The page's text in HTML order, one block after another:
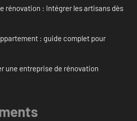
rénovation : Intégrer les artisans dès
: guide complet pour
une entreprise de rénovation